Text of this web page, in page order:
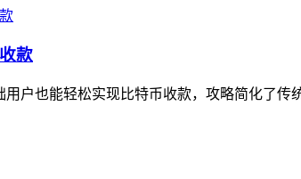
款
户也能轻松实现比特币收款，攻略简化了